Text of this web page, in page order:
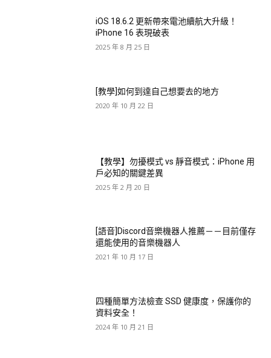
iOS 18.6.2 更新帶來電池續航大升級！
iPhone 16 表現破表
2025 年 8 月 25 日
[教學]如何到達自己想要去的地方
2020 年 10 月 22 日
【教學】勿擾模式 vs 靜音模式：iPhone 用
戶必知的關鍵差異
2025 年 2 月 20 日
[語音]Discord音樂機器人推薦－－目前僅存
還能使用的音樂機器人
2021 年 10 月 17 日
四種簡單方法檢查 SSD 健康度，保護你的
資料安全！
2024 年 10 月 21 日